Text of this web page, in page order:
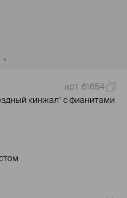
арт. 61654
кинжал" с фианитами